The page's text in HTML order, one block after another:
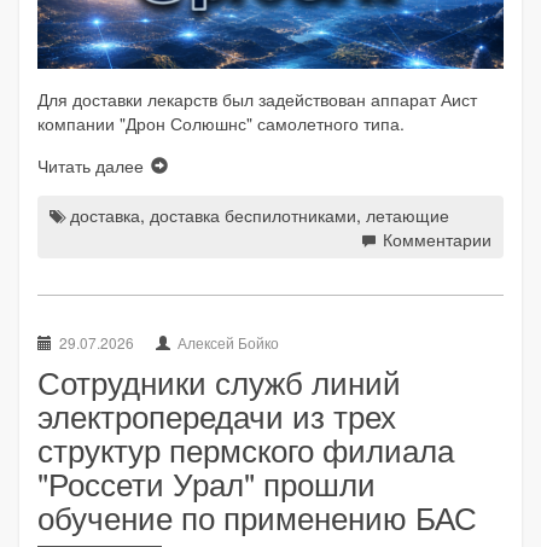
Для доставки лекарств был задействован аппарат Аист
компании "Дрон Солюшнс" самолетного типа.
Читать далее
доставка, доставка беспилотниками, летающие
Комментарии
29.07.2026 Алексей Бойко
Сотрудники служб линий
электропередачи из трех
структур пермского филиала
"Россети Урал" прошли
обучение по применению БАС